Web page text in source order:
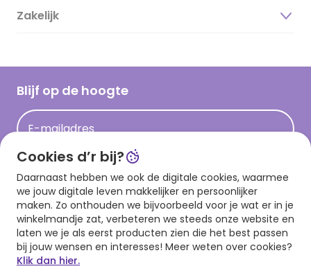
Duurzaamheid
Hallmark Kaartclub
Acties
Hallmark en Kinderpostzegels
Magazine
Cadeau inspiratie
Kaartinspiratie
Zakelijk
Blijf op de hoogte
E-mailadres
Aanmelden
Download onze app
Cookies d’r bij?
Daarnaast hebben we ook de digitale cookies, waarmee
we jouw digitale leven makkelijker en persoonlijker
maken. Zo onthouden we bijvoorbeeld voor je wat er in je
winkelmandje zat, verbeteren we steeds onze website en
laten we je als eerst producten zien die het best passen
bij jouw wensen en interesses! Meer weten over cookies?
Klik dan hier.